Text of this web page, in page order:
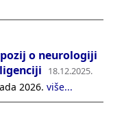
o neurologiji
18.12.2025.
2026. više...